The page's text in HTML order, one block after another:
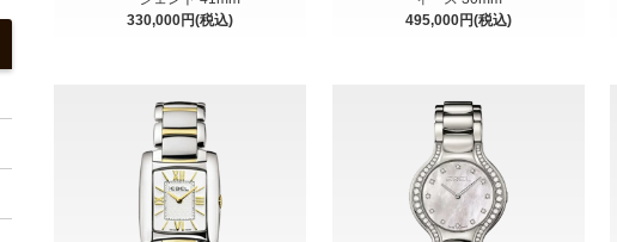
330,000円(税込)
495,000円(税込)